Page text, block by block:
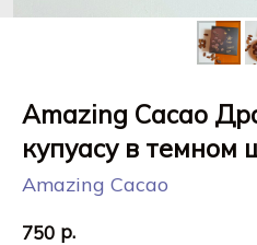
Amazing Cacao
купуасу в темном
Amazing Cacao
750 р.